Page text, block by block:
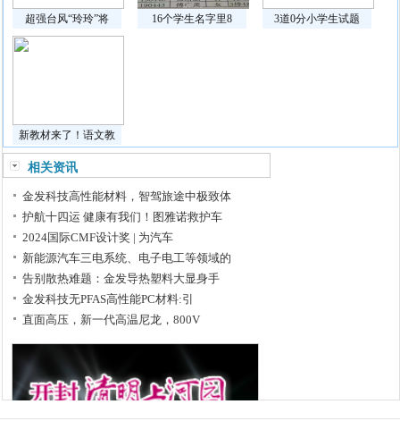
超强台风“玲玲”将 16个学生名字里8 3道0分小学生试题
新教材来了！语文教
相关资讯
金发科技高性能材料，智驾旅途中极致体
护航十四运 健康有我们！图雅诺救护车
2024国际CMF设计奖 | 为汽车
新能源汽车三电系统、电子电工等领域的
告别散热难题：金发导热塑料大显身手
金发科技无PFAS高性能PC材料:引
直面高压，新一代高温尼龙，800V